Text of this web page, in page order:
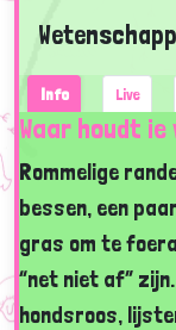
Info Live
Waar houdt ie
Rommelige
bessen, een
gras om te
“net niet af”
hondsroos,